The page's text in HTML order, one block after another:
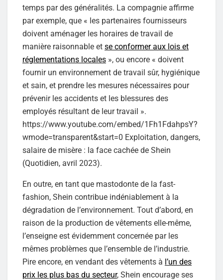
temps par des généralités. La compagnie affirme
par exemple, que « les partenaires fournisseurs
doivent aménager les horaires de travail de
manière raisonnable et se conformer aux lois et
réglementations locales », ou encore « doivent
fournir un environnement de travail sûr, hygiénique
et sain, et prendre les mesures nécessaires pour
prévenir les accidents et les blessures des
employés résultant de leur travail ».
https://www.youtube.com/embed/1Fh1FdahpsY?
wmode=transparent&start=0 Exploitation, dangers,
salaire de misère : la face cachée de Shein
(Quotidien, avril 2023).
En outre, en tant que mastodonte de la fast-
fashion, Shein contribue indéniablement à la
dégradation de l’environnement. Tout d’abord, en
raison de la production de vêtements elle-même,
l’enseigne est évidemment concernée par les
mêmes problèmes que l’ensemble de l’industrie.
Pire encore, en vendant des vêtements à l’un des
prix les plus bas du secteur, Shein encourage ses